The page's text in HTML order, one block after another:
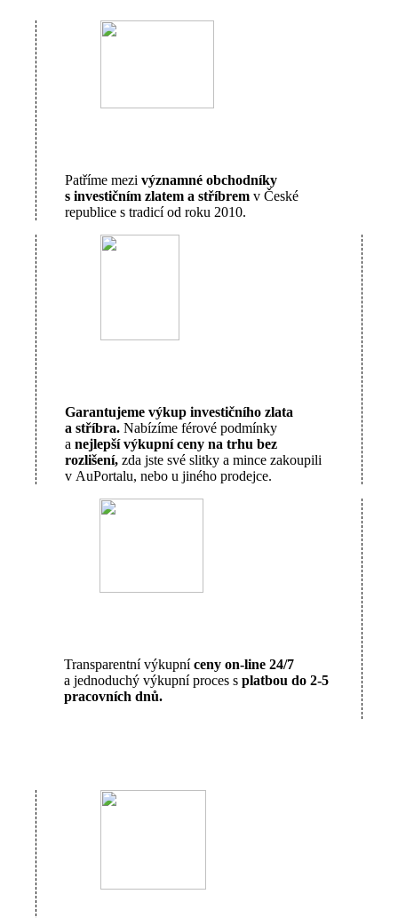
Patříme mezi významné obchodníky
s investičním zlatem a stříbrem v České
republice s tradicí od roku 2010.
Garantujeme výkup investičního zlata
a stříbra. Nabízíme férové podmínky
a nejlepší výkupní ceny na trhu bez
rozlišení, zda jste své slitky a mince zakoupili
v AuPortalu, nebo u jiného prodejce.
Transparentní výkupní ceny on-line 24/7
a jednoduchý výkupní proces s platbou do 2-5
pracovních dnů.